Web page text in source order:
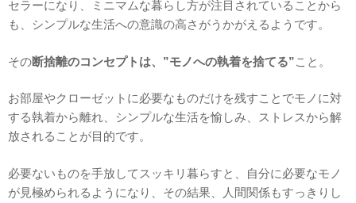
セラーになり、ミニマムな暮らし方が注目されていることから
も、シンプルな生活への意識の高さがうかがえるようです。
その断捨離のコンセプトは、”モノへの執着を捨てる”こと。
お部屋やクローゼットに必要なものだけを残すことでモノに対
する執着から離れ、シンプルな生活を愉しみ、ストレスから解
放されることが目的です。
必要ないものを手放してスッキリ暮らすと、自分に必要なモノ
が見極められるようになり、その結果、人間関係もすっきりし